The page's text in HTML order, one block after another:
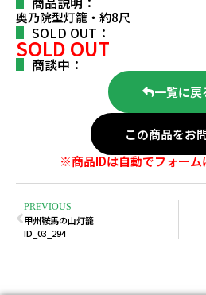
奥乃院型灯籠・約8尺
SOLD OUT：
SOLD OUT
商談中：
一覧に戻
この商品をお
※商品IDは自動でフォーム
PREVIOUS
甲州鞍馬の山灯籠
ID_03_294